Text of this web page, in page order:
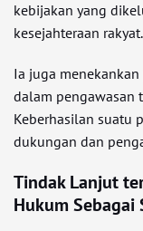
kebijakan yang
kesejahteraan rakyat.
Ia juga
dalam pengawasan
Keberhasilan suatu
dukungan dan
Tindak Lanjut
Hukum Sebagai